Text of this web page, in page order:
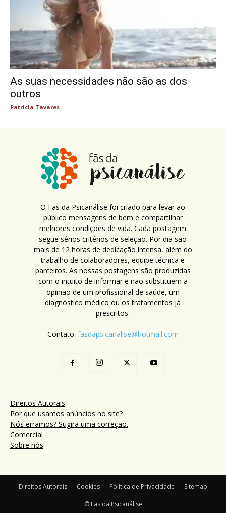
As suas necessidades não são as dos
outros
Patricia Tavares
O Fãs da Psicanálise foi criado para levar ao
público mensagens de bem e compartilhar
melhores condições de vida. Cada postagem
segue sérios critérios de seleção. Por dia são
mais de 12 horas de dedicação intensa, além do
trabalho de colaboradores, equipe técnica e
parceiros. As nossas postagens são produzidas
com o intuito de informar e não substituem a
opinião de um profissional de saúde, um
diagnóstico médico ou os tratamentos já
prescritos.
Contato: fasdapsicanalise@hotmail.com
Direitos Autorais
Por que usamos anúncios no site?
Nós erramos? Sugira uma correção.
Comercial
Sobre nós
Direitos Autorais Cookies Política de Privacidade Sitemap
© Fãs da Psicanálise